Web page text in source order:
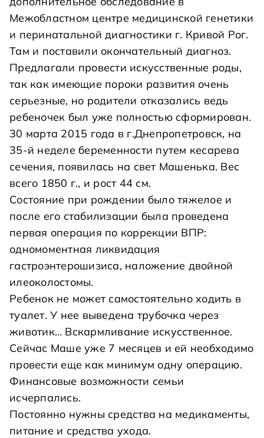
Межобластном центре медицинской генетики
и перинатальной диагностики г. Кривой Рог.
Там и поставили окончательный диагноз.
Предлагали провести искусственные роды,
так как имеющие пороки развития очень
серьезные, но родители отказались ведь
ребеночек был уже полностью сформирован.
30 марта 2015 года в г.Днепропетровск, на
35-й неделе беременности путем кесарева
сечения, появилась на свет Машенька. Вес
всего 1850 г., и рост 44 см.
Состояние при рождении было тяжелое и
после его стабилизации была проведена
первая операция по коррекции ВПР:
одномоментная ликвидация
гастроэнтерошизиса, наложение двойной
илеоколостомы.
Ребенок не может самостоятельно ходить в
туалет. У нее выведена трубочка через
животик… Вскармливание искусственное.
Сейчас Маше уже 7 месяцев и ей необходимо
провести еще как минимум одну операцию.
Финансовые возможности семьи
исчерпались.
Постоянно нужны средства на медикаменты,
питание и средства ухода.